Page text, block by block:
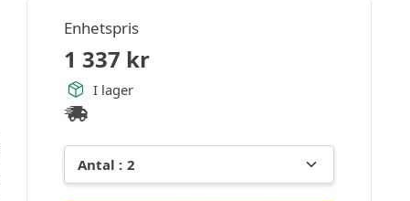
Enhetspris
1 337 kr
I lager